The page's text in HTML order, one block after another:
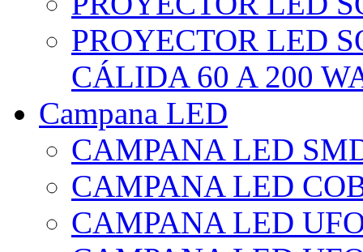
PROYECTOR LED
CÁLIDA 60 A 200
Campana LED
CAMPANA LED
CAMPANA LED
CAMPANA LED